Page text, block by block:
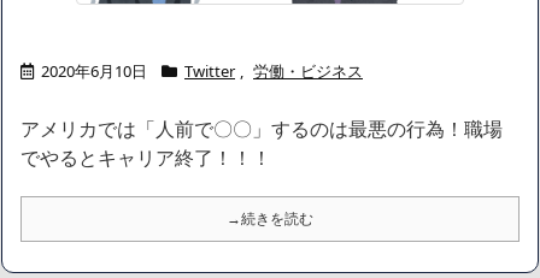
2020年6月10日 Twitter , 労働・ビジネス
アメリカでは「人前で〇〇」するのは最悪の行為！職場
でやるとキャリア終了！！！
→続きを読む